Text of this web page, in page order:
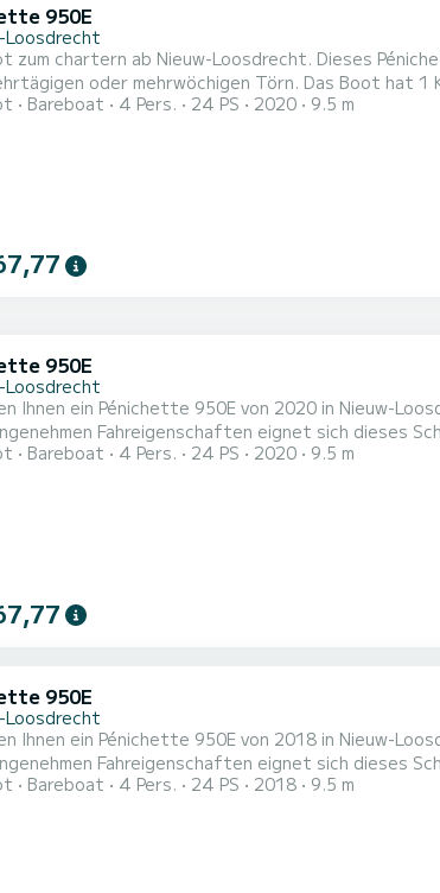
950E
Loosdrecht
zum chartern ab Nieuw-Loosdrecht. Dieses
Törn. Das Boot hat 1 Kabinen mit allem Komfort und eine Kapazität von 4 Personen. Mit
von 10 Metern wird es Ihr perfekter
Bareboat 4 Pers. 24 PS 2020 9.5 m
950E
Loosdrecht
Ihnen ein Pénichette 950E von 2020 in Nieuw-
Fahreigenschaften eignet sich dieses Schiff
allem Komfort und eine Kapazität von 4
Bareboat 4 Pers. 24 PS 2020 9.5 m
950E
Loosdrecht
Ihnen ein Pénichette 950E von 2018 in Nieuw-
Fahreigenschaften eignet sich dieses Schiff
allem Komfort und eine Kapazität von 4
Bareboat 4 Pers. 24 PS 2018 9.5 m